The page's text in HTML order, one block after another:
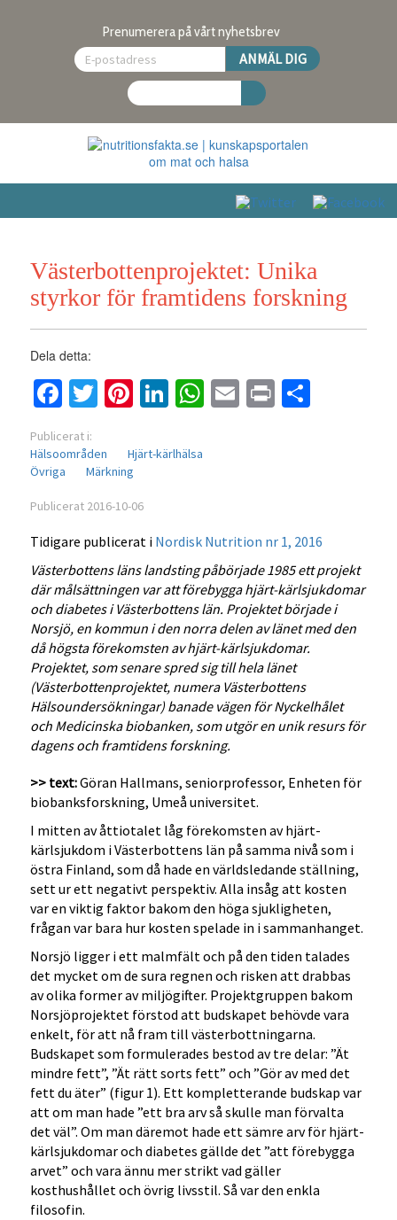
Prenumerera på vårt nyhetsbrev
Västerbottenprojektet: Unika
styrkor för framtidens forskning
Dela detta:
Facebook
Twitter
Pinterest
LinkedIn
WhatsApp
Email
Print
Publicerat i:
Hälsoområden
Hjärt-kärlhälsa
Övriga
Märkning
Publicerat 2016-10-06
Tidigare publicerat i Nordisk Nutrition nr 1, 2016
Västerbottens läns landsting påbörjade 1985 ett projekt
där målsättningen var att förebygga hjärt-kärlsjukdomar
och diabetes i Västerbottens län. Projektet började i
Norsjö, en kommun i den norra delen av länet med den
då högsta förekomsten av hjärt-kärlsjukdomar.
Projektet, som senare spred sig till hela länet
(Västerbottenprojektet, numera Västerbottens
Hälsoundersökningar) banade vägen för Nyckelhålet
och Medicinska biobanken, som utgör en unik resurs för
dagens och framtidens forskning.
>> text:Göran Hallmans, seniorprofessor, Enheten för
biobanksforskning, Umeå universitet.
I mitten av åttiotalet låg förekomsten av hjärt-
kärlsjukdom i Västerbottens län på samma nivå som i
östra Finland, som då hade en världsledande ställning,
sett ur ett negativt perspektiv. Alla insåg att kosten
var en viktig faktor bakom den höga sjukligheten,
frågan var bara hur kosten spelade in i sammanhanget.
Norsjö ligger i ett malmfält och på den tiden talades
det mycket om de sura regnen och risken att drabbas
av olika former av miljögifter. Projektgruppen bakom
Norsjöprojektet förstod att budskapet behövde vara
enkelt, för att nå fram till västerbottningarna.
Budskapet som formulerades bestod av tre delar: ”Ät
mindre fett”, ”Ät rätt sorts fett” och ”Gör av med det
fett du äter” (figur 1). Ett kompletterande budskap var
att om man hade ”ett bra arv så skulle man förvalta
det väl”. Om man däremot hade ett sämre arv för hjärt-
kärlsjukdomar och diabetes gällde det ”att förebygga
arvet” och vara ännu mer strikt vad gäller
kosthushållet och övrig livsstil. Så var den enkla
filosofin.